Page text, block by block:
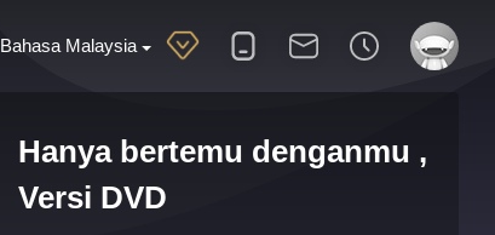
Bahasa Malaysia
Hanya bertemu denganmu ,
Versi DVD